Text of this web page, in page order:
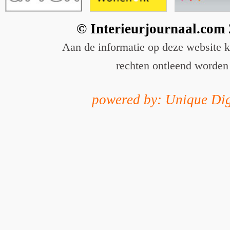
© Interieurjournaal.com
Aan de informatie op deze website
rechten ontleend worden
powered by: Unique